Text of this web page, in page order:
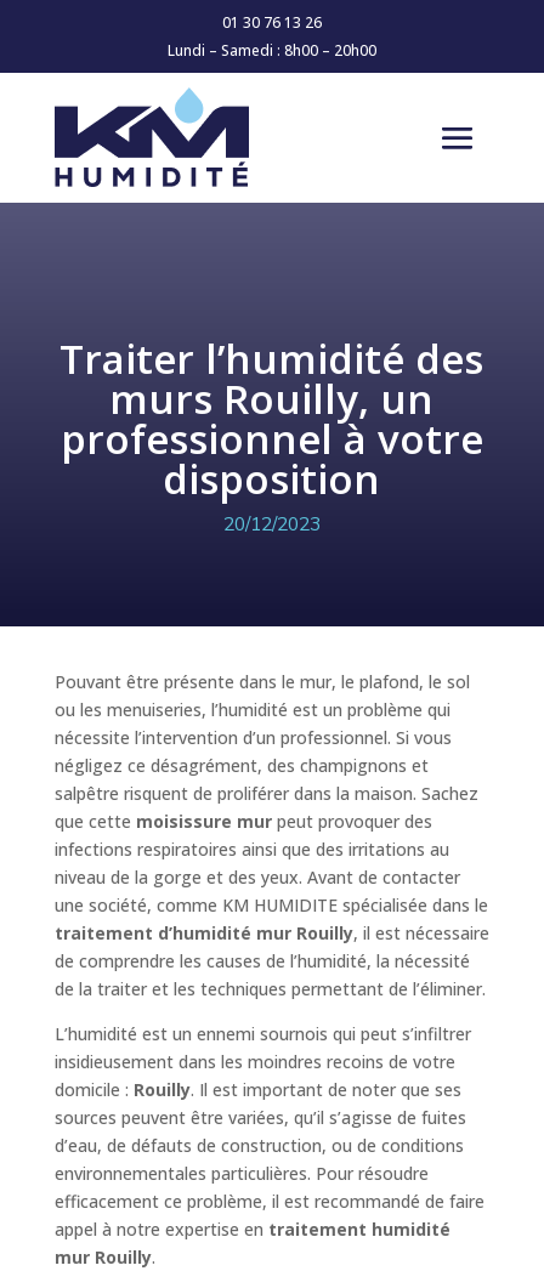
01 30 76 13 26
Lundi – Samedi : 8h00 – 20h00
Traiter l’humidité des
murs Rouilly, un
professionnel à votre
disposition
20/12/2023
Pouvant être présente dans le mur, le plafond, le sol
ou les menuiseries, l’humidité est un problème qui
nécessite l’intervention d’un professionnel. Si vous
négligez ce désagrément, des champignons et
salpêtre risquent de proliférer dans la maison. Sachez
que cette moisissure murpeut provoquer des
infections respiratoires ainsi que des irritations au
niveau de la gorge et des yeux. Avant de contacter
une société, comme KM HUMIDITE spécialisée dans le
traitement d’humidité mur Rouilly, il est nécessaire
de comprendre les causes de l’humidité, la nécessité
de la traiter et les techniques permettant de l’éliminer.
L’humidité est un ennemi sournois qui peut s’infiltrer
insidieusement dans les moindres recoins de votre
domicile : Rouilly. Il est important de noter que ses
sources peuvent être variées, qu’il s’agisse de fuites
d’eau, de défauts de construction, ou de conditions
environnementales particulières. Pour résoudre
efficacement ce problème, il est recommandé de faire
appel à notre expertise en traitement humidité
mur Rouilly.